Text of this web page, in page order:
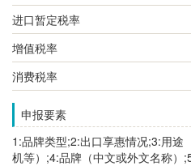
进口暂定税率
增值税率
消费税率
申报要素
1:品牌类型;2:出口享惠情况;3:用途
机等）;4:品牌（中文或外文名称）